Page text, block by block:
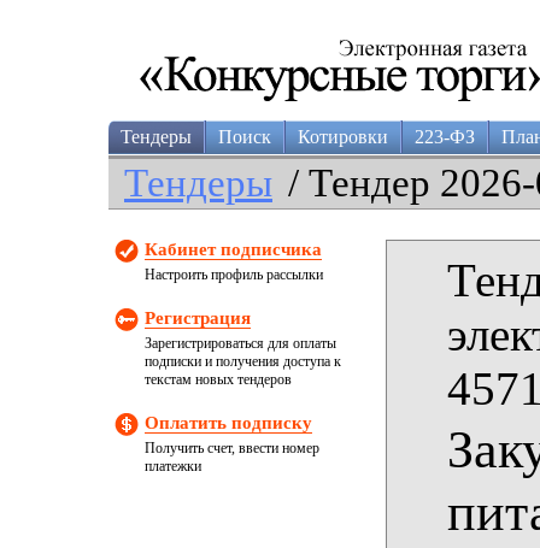
Тендеры Поиск Котировки 223-ФЗ
Тендеры / Тендер
Кабинет подписчика
Настроить профиль рассылки
Регистрация
Зарегистрироваться для оплаты
подписки и получения доступа к
текстам новых тендеров
Оплатить подписку
Получить счет, ввести номер
платежки